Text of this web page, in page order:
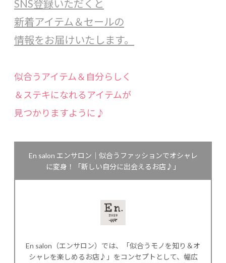
SNS登録いただくと
新着アイテム＆セールの
情報をお届けいたします。
似合うアイテム＆自分らしく
＆ステキになれるアイテムが
見つかりますように♪
En salon エンサロン｜似合うファッションでオシャレ
に変身！「新しい自分に出会えるお店♪」
En salon（エンサロン）では、「似合うモノを知り＆オ
シャレを楽しめるお店♪」をコンセプトとして、幅広